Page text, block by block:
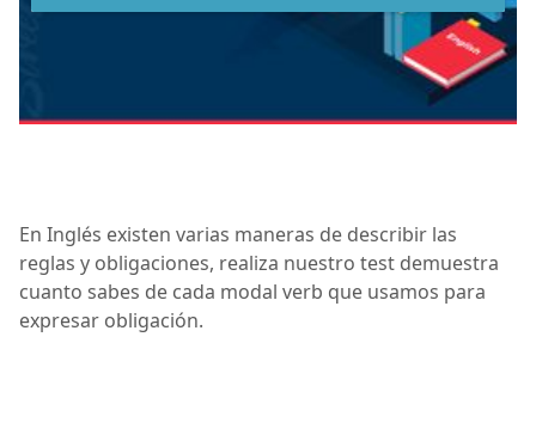
En Inglés existen varias maneras de describir las
reglas y obligaciones, realiza nuestro test demuestra
cuanto sabes de cada modal verb que usamos para
expresar obligación.